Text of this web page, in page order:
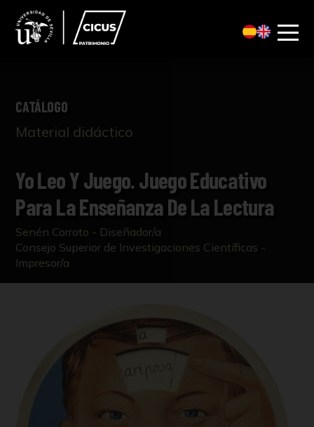
CATÁLOGO
Material didáctico
Yo Leo Y Juego. Juego Educativo
Para La Enseñanza De La Lectura
Senén Corroto - Diseñador/a
Consejo Superior de Investigaciones Científicas -
Impresor/a